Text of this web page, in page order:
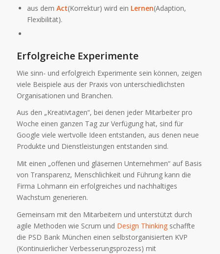
aus dem Act(Korrektur) wird ein Lernen(Adaption,
Flexibilität).
Erfolgreiche Experimente
Wie sinn- und erfolgreich Experimente sein können, zeigen
viele Beispiele aus der Praxis von unterschiedlichsten
Organisationen und Branchen.
Aus den „Kreativtagen“, bei denen jeder Mitarbeiter pro
Woche einen ganzen Tag zur Verfügung hat, sind für
Google viele wertvolle Ideen entstanden, aus denen neue
Produkte und Dienstleistungen entstanden sind.
Mit einen „offenen und gläsernen Unternehmen“ auf Basis
von Transparenz, Menschlichkeit und Führung kann die
Firma Lohmann ein erfolgreiches und nachhaltiges
Wachstum generieren.
Gemeinsam mit den Mitarbeitern und unterstützt durch
agile Methoden wie Scrum und Design Thinkingschaffte
die PSD Bank München einen selbstorganisierten KVP
(Kontinuierlicher Verbesserungsprozess) mit